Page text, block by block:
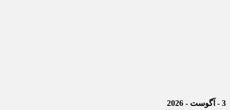
3 - آگوست - 2026